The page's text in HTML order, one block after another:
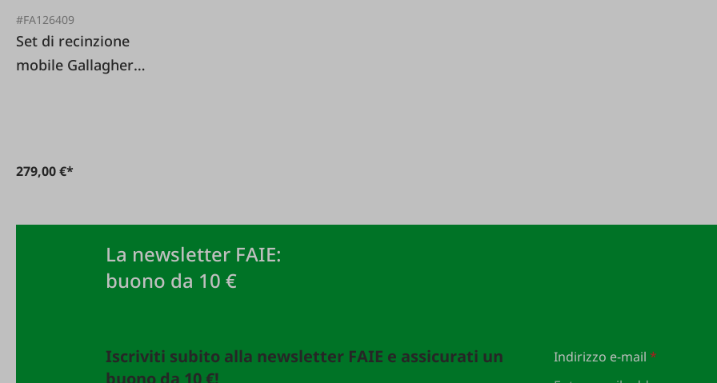
#FA126409
Set di recinzione
mobile Gallagher
279,00 €*
La newsletter FAIE:
buono da 10 €
Iscriviti subito alla newsletter FAIE e assicurati un
Indirizzo e-mail *